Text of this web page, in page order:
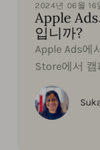
2024년 06월 16
Apple
입니까?
Apple Ads에
Store에서